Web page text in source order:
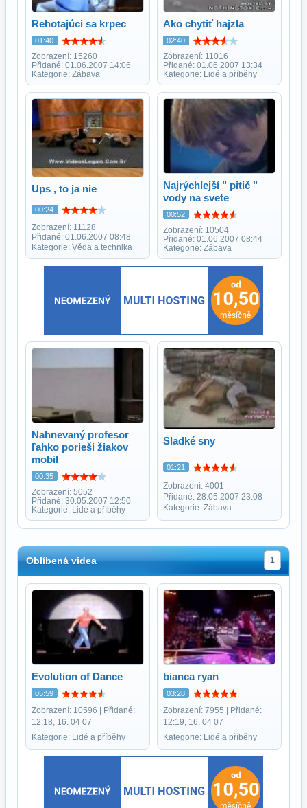
Rehotajúci sa krpec
01:40
Zobrazení: 15260
Přidané: 01.06.2007 14:06
Kategorie: Zábava
Ako chytiť hajzla
02:40
Zobrazení: 11016
Přidané: 01.06.2007 13:34
Kategorie: Lidé a příběhy
Ups , to ja nie
00:24
Zobrazení: 11128
Přidané: 01.06.2007 08:48
Kategorie: Věda a technika
Najrýchlejší " pitič "
vody na svete
00:52
Zobrazení: 10504
Přidané: 01.06.2007 08:44
Kategorie: Zábava
Nahnevaný profesor
ľahko porieši žiakov
mobil
00:35
Zobrazení: 5052
Přidané: 30.05.2007 12:50
Kategorie: Lidé a příběhy
Sladké sny
01:21
Zobrazení: 4001
Přidané: 28.05.2007 23:08
Kategorie: Zábava
Oblíbená videa 1
Evolution of Dance
05:59
Zobrazení: 10596 | Přidané:
12:18, 16. 04 07
Kategorie: Lidé a příběhy
bianca ryan
03:28
Zobrazení: 7955 | Přidané:
12:19, 16. 04 07
Kategorie: Lidé a příběhy